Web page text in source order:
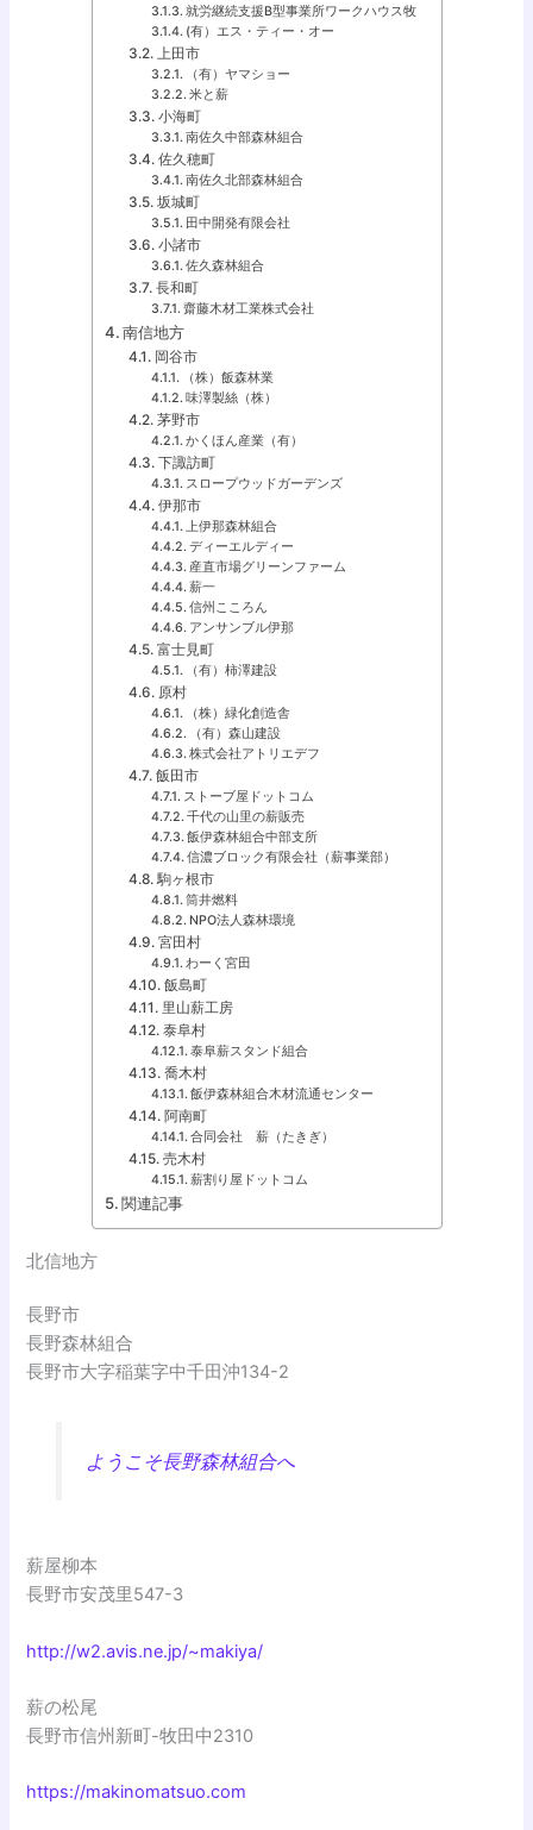
就労継続支援B型事業所ワークハウス牧
(有）エス・ティー・オー
上田市
（有）ヤマショー
米と薪
小海町
南佐久中部森林組合
佐久穂町
南佐久北部森林組合
坂城町
田中開発有限会社
小諸市
佐久森林組合
長和町
齋藤木材工業株式会社
南信地方
岡谷市
（株）飯森林業
味澤製絲（株）
茅野市
かくほん産業（有）
下諏訪町
スロープウッドガーデンズ
伊那市
上伊那森林組合
ディーエルディー
産直市場グリーンファーム
薪一
信州こころん
アンサンブル伊那
富士見町
（有）柿澤建設
原村
（株）緑化創造舎
（有）森山建設
株式会社アトリエデフ
飯田市
ストーブ屋ドットコム
千代の山里の薪販売
飯伊森林組合中部支所
信濃ブロック有限会社（薪事業部）
駒ヶ根市
筒井燃料
NPO法人森林環境
宮田村
わーく宮田
飯島町
里山薪工房
泰阜村
泰阜薪スタンド組合
喬木村
飯伊森林組合木材流通センター
阿南町
合同会社 薪（たきぎ）
売木村
薪割り屋ドットコム
関連記事
北信地方
長野市
長野森林組合
長野市大字稲葉字中千田沖134-2
ようこそ長野森林組合へ
薪屋柳本
長野市安茂里547-3
http://w2.avis.ne.jp/~makiya/
薪の松尾
長野市信州新町-牧田中2310
https://makinomatsuo.com